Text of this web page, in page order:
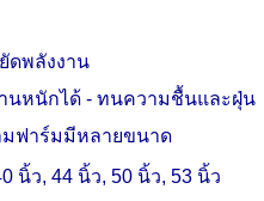
ดพลังงาน
นหนักได้ -ทนความชื้นและฝุ่น
ฟาร์มมีหลายขนาด
นิ้ว,44 นิ้ว,50 นิ้ว,53 นิ้ว